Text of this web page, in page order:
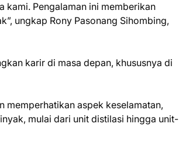
kami. Pengalaman ini memberikan
ungkap Rony Pasonang Sihombing,
karir di masa depan, khususnya di
memperhatikan aspek keselamatan,
mulai dari unit distilasi hingga unit-